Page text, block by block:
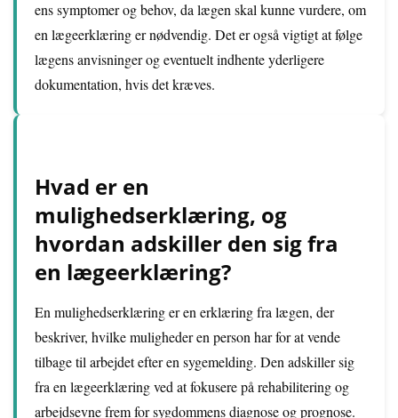
ens symptomer og behov, da lægen skal kunne vurdere, om
en lægeerklæring er nødvendig. Det er også vigtigt at følge
lægens anvisninger og eventuelt indhente yderligere
dokumentation, hvis det kræves.
Hvad er en
mulighedserklæring, og
hvordan adskiller den sig fra
en lægeerklæring?
En mulighedserklæring er en erklæring fra lægen, der
beskriver, hvilke muligheder en person har for at vende
tilbage til arbejdet efter en sygemelding. Den adskiller sig
fra en lægeerklæring ved at fokusere på rehabilitering og
arbejdsevne frem for sygdommens diagnose og prognose.